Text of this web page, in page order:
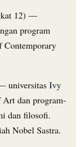
12) —
program
Contemporary
universitas Ivy
Art dan program-
dan filosofi.
Nobel Sastra.